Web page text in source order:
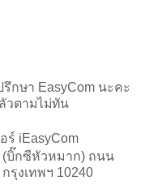
กษา EasyCom นะคะ
วตามไม่ทัน
ร์ iEasyCom
(บิ๊กซีหัวหมาก) ถนน
รุงเทพฯ 10240